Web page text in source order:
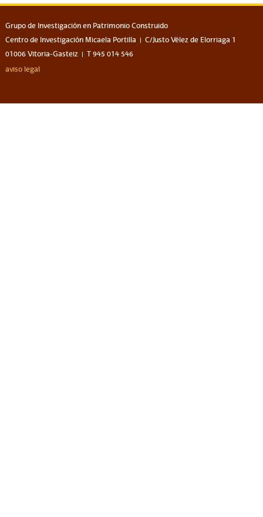
Grupo de Investigación en Patrimonio Construido
Centro de Investigación Micaela Portilla
C/Justo Vélez de Elorriaga 1
01006 Vitoria-Gasteiz
T 945 014 546
aviso legal